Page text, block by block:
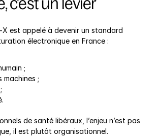
c’est un levier
est appelé à devenir un standard
électronique en France :
;
machines ;
de santé libéraux, l’enjeu n’est pas
il est plutôt organisationnel.